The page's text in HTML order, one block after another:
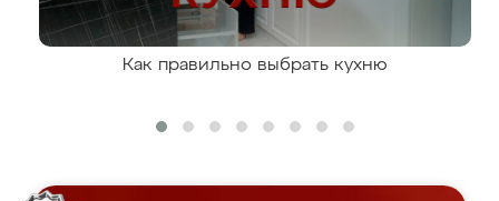
Как правильно выбрать кухню